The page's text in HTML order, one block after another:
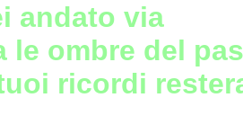
andato via
le ombre del
ricordi